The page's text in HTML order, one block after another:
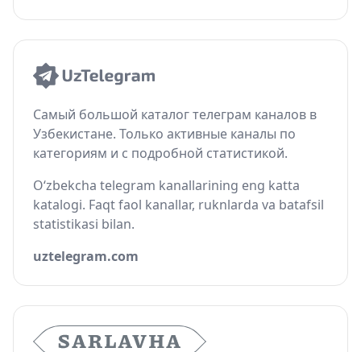
Самый большой каталог телеграм каналов в
Узбекистане. Только активные каналы по
категориям и с подробной статистикой.
O‘zbekcha telegram kanallarining eng katta
katalogi. Faqt faol kanallar, ruknlarda va batafsil
statistikasi bilan.
uztelegram.com